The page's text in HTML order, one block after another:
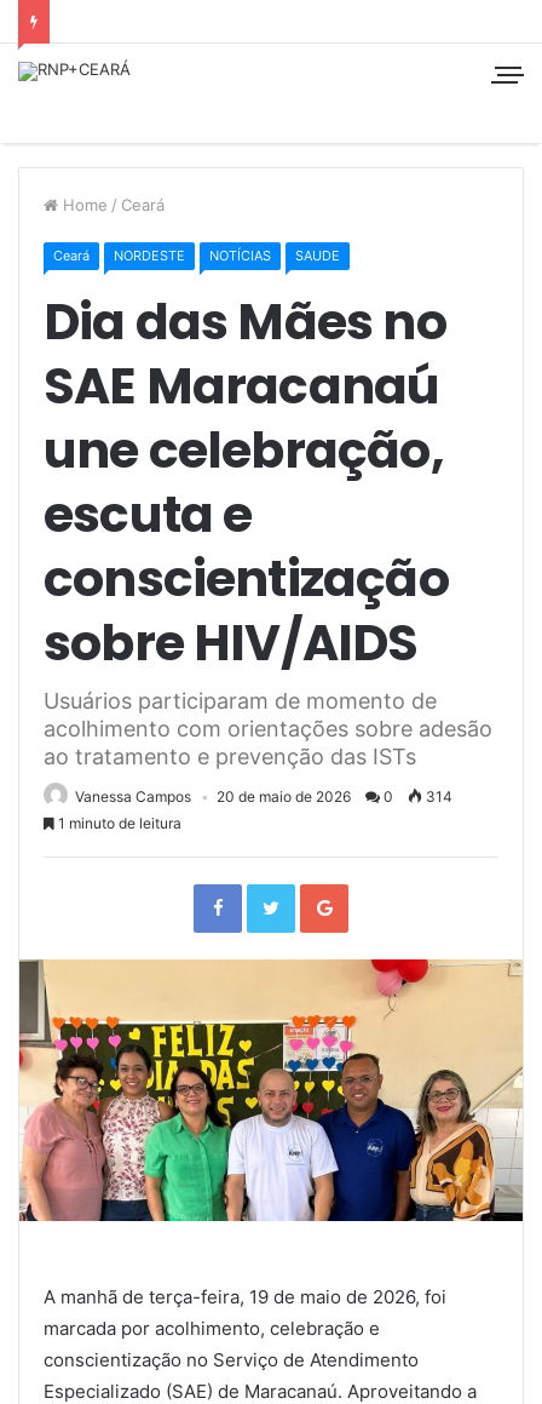
Home / Ceará
Ceará NORDESTE NOTÍCIAS SAUDE
Dia das Mães no
SAE Maracanaú
une celebração,
escuta e
conscientização
sobre HIV/AIDS
Usuários participaram de momento de
acolhimento com orientações sobre adesão
ao tratamento e prevenção das ISTs
Vanessa Campos 20 de maio de 2026 0
314
1 minuto de leitura
F
b
o
T
t
r +
A manhã de terça-feira, 19 de maio de 2026, foi
marcada por acolhimento, celebração e
conscientização no Serviço de Atendimento
Especializado (SAE) de Maracanaú. Aproveitando a